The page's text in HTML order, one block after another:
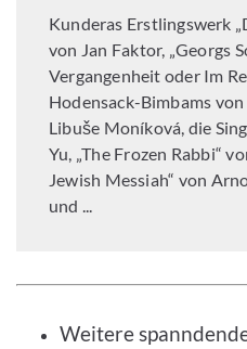
Kunderas Erstlingswerk
von Jan Faktor, „Georgs
Vergangenheit oder Im
Hodensack-Bimbams von
Libuše Moníková, die
Yu, „The Frozen Rabbi“
Jewish Messiah“ von
und ...
Weitere